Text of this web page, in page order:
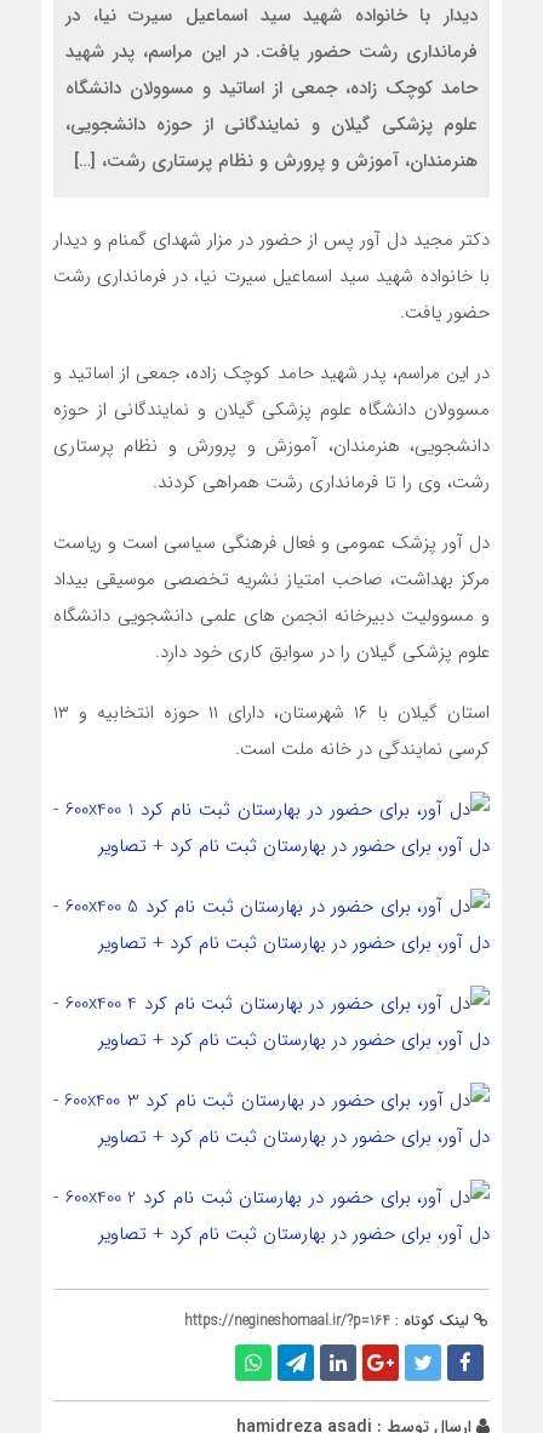
دیدار با خانواده شهید سید اسماعیل سیرت نیا، در
فرمانداری رشت حضور یافت. در این مراسم، پدر شهید
حامد کوچک زاده، جمعی از اساتید و مسوولان دانشگاه
علوم پزشکی گیلان و نمایندگانی از حوزه دانشجویی،
هنرمندان، آموزش و پرورش و نظام پرستاری رشت، […]
دکتر مجید دل آور پس از حضور در مزار شهدای گمنام و دیدار
با خانواده شهید سید اسماعیل سیرت نیا، در فرمانداری رشت
حضور یافت.
در این مراسم، پدر شهید حامد کوچک زاده، جمعی از اساتید و
مسوولان دانشگاه علوم پزشکی گیلان و نمایندگانی از حوزه
دانشجویی، هنرمندان، آموزش و پرورش و نظام پرستاری
رشت، وی را تا فرمانداری رشت همراهی کردند.
دل آور پزشک عمومی و فعال فرهنگی سیاسی است و ریاست
مرکز بهداشت، صاحب امتیاز نشریه تخصصی موسیقی بیداد
و مسوولیت دبیرخانه انجمن های علمی دانشجویی دانشگاه
علوم پزشکی گیلان را در سوابق کاری خود دارد.
استان گیلان با ۱۶ شهرستان، دارای ۱۱ حوزه انتخابیه و ۱۳
کرسی نمایندگی در خانه ملت است.
لینک کوتاه : https://negineshomaal.ir/?p=164
ارسال توسط : hamidreza asadi